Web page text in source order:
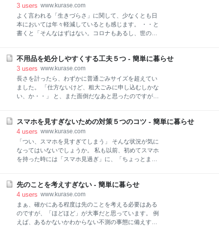
問題」を地で行く話題が掲載されていて興味深く読み
ました。 「知の巨人」の秘書1名をどうやって採用し
たのか 実際は「秘書問題」同様の採用をしたわけでは
ないのですが、一連のエピソードは興味深かいもので
ソードが興味深かった理由 「知の巨人」の価値観がわ
かる これほどの人の秘書を務めるのはどんな人物かを
知りたいという好奇心 どうやって秘書を選ぶのか過程
と結果
3 users www.kurase.com
よく言われる「生きづらさ」に関して、少なくとも日
本においては年々軽減しているとも感じます。 ・・と
書くと「そんなはずはない。コロナもあるし、世の中
「世間の偏見」から来るものについてです。確かに、
コロナだけではなく、世の中全体の諸問題は、私たち
が向かわなくてはいけない。 一方で、世間が個人に対
して、やれ「結婚しなさい」とか「子供はまだなの」
とか、「2人目はまだ？」のような身近な偏見をはじ
す。 とはいえ、客観的には取り立てて何がどう、とい
うことはない。けれども何より本人が周囲とのズレを
感じて生きている。・・こういうことは確かにあるで
しょう。 「じゃあ、何が？」 と問われたとして、何が
どう違うのかと声高に言
不用品を処分しやすくする工夫５つ - 簡単に暮らせ
3 users www.kurase.com
長さを計ったら、わずかに普通ごみサイズを超えてい
ました。 「仕方ないけど、粗大ごみに申し込むしかな
い、か・・」 と、また面倒だなあと思ったのですが、
分解できそうなつなぎ目がありました。 というわけ
で、こんな風に分解できました。 再び最長サイズを計
ってみました。 結果は、無事普通ごみ（不燃）サイズ
内に収まるサイズになりました。 明らかに大きいもの
を分解するのは手間のほうが大変ですが、この程度な
通ごみサイズに収まりました。 不用品を処分しやすく
する工夫５つ ちなみに何か物を買うときには、なるべ
く処分が簡単なことを意識しています。 金属性より木
製のもの・・場合によっては100均のこぎり等でカッ
トでき
スマホを見すぎないための対策５つのコツ - 簡単に暮らせ
4 users www.kurase.com
「つい、スマホを見すぎてしまう」 そんな状況が気に
なってはいないでしょうか。 私も以前、初めてスマホ
を持った時には「スマホ見過ぎ」に、「ちょっとまず
うんですよね。 そこでとった対策は、次の５つです。
スマホ中毒にならないための5つの対策 不要なアプリ
をアンインストールする 通知をオフにする 画面を暗く
する 文字を小さくする ネット閲覧はPCかタブレット
（10インチ前後程度）に限定する スマホは便利です
先のことを考えすぎない - 簡単に暮らせ
4 users www.kurase.com
まぁ、確かにある程度は先のことを考える必要はある
のですが、「ほどほど」が大事だと思っています。 例
えば、あるかないかわからない不測の事態に備えすぎ